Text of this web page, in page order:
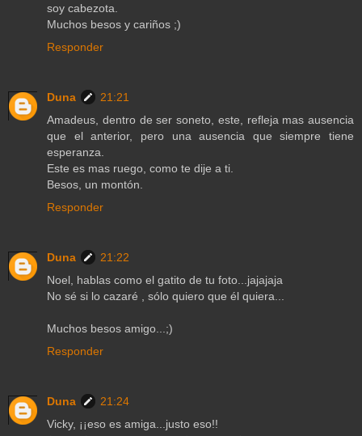
soy cabezota.
Muchos besos y cariños ;)
Responder
Duna
21:21
Amadeus, dentro de ser soneto, este, refleja mas ausencia
que el anterior, pero una ausencia que siempre tiene
esperanza.
Este es mas ruego, como te dije a ti.
Besos, un montón.
Responder
Duna
21:22
Noel, hablas como el gatito de tu foto...jajajaja
No sé si lo cazaré , sólo quiero que él quiera...
Muchos besos amigo...;)
Responder
Duna
21:24
Vicky, ¡¡eso es amiga...justo eso!!